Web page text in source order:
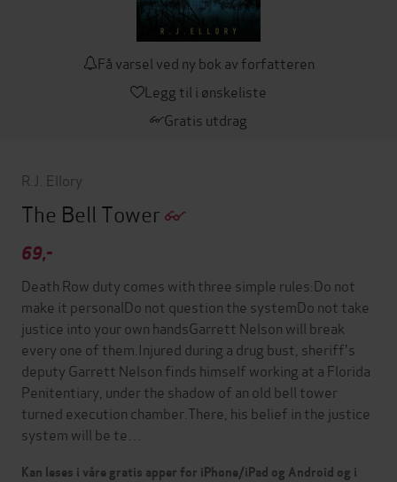
Få varsel ved ny bok av forfatteren
Legg til i ønskeliste
Gratis utdrag
R.J. Ellory
The Bell Tower
69,-
Death Row duty comes with three simple rules:Do not
make it personalDo not question the systemDo not take
justice into your own handsGarrett Nelson will break
every one of them.Injured during a drug bust, sheriff's
deputy Garrett Nelson finds himself working at a Florida
Penitentiary, under the shadow of an old bell tower
turned execution chamber.There, his belief in the justice
system will be te…
Kan leses i våre gratis apper for iPhone/iPad og Android og i